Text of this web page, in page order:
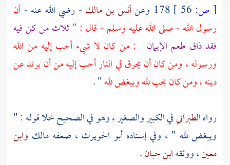
[ ص: 178 وعن أنس بن مالك- رضي الله عنه -أن
رسول الله - صلى الله عليه وسلم - قال : "ثلاث من كن فيه
فقد ذاق طعم الإيمان
: من كان لا شيء أحب إليه من الله
ورسوله ، ومن كان أن يحرق في النار أحب إليه من أن يرتد عن
دينه ، ومن كان يحب لله ويبغض لله" .
رواهالطبرانيفي الكبير والصغير ، وهو في الصحيح خلا قوله : "
ويبغض لله " ، وفي إسنادهأبو الحويرث ، ضعفه مالك وابن
معين، ووثقهابن حبان.